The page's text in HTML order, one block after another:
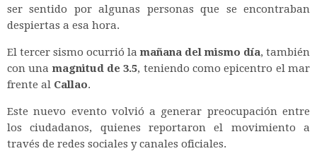
ser sentido por algunas personas que se encontraban
despiertas a esa hora.
El tercer sismo ocurrió lamañana del mismo día, también
con unamagnitud de 3.5, teniendo como epicentro el mar
frente al Callao.
Este nuevo evento volvió a generar preocupación entre
los ciudadanos, quienes reportaron el movimiento a
través de redes sociales y canales oficiales.